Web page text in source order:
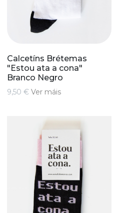
Calcetíns Brétemas
"Estou ata a cona"
Branco Negro
9,50 € Ver máis